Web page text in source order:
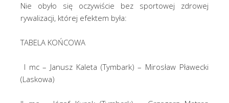
Nie obyło się oczywiście bez sportowej zdrowej
rywalizacji, której efektem była:
TABELA KOŃCOWA
I mc – Janusz Kaleta (Tymbark) – Mirosław Pławecki
(Laskowa)